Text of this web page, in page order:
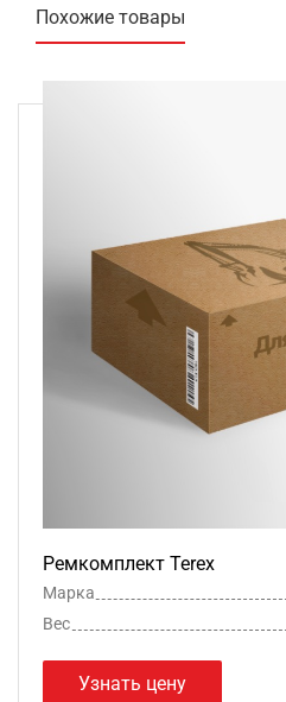
Похожие товары
Ремкомплект Terex
Марка
Вес
Узнать цену